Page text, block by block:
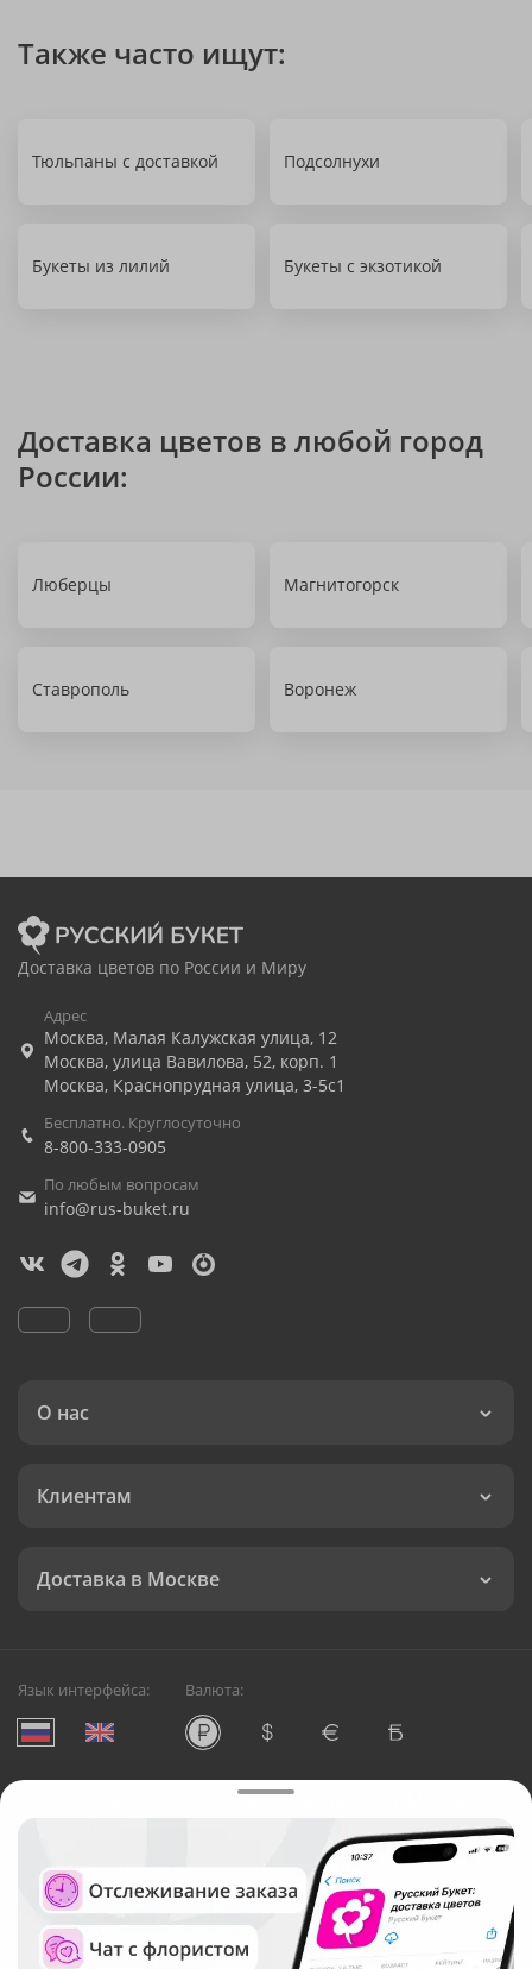
Также часто ищут:
Тюльпаны с доставкой Подсолнухи
Букеты из лилий Букеты с экзотикой
Доставка цветов в любой город
России:
Люберцы Магнитогорск
Ставрополь Воронеж
Доставка цветов по России и Миру
Адрес
Москва, Малая Калужская улица, 12
Москва, улица Вавилова, 52, корп. 1
Москва, Краснопрудная улица, 3-5с1
Бесплатно. Круглосуточно
8-800-333-0905
По любым вопросам
info@rus-buket.ru
О нас
Клиентам
Доставка в Москве
Язык интерфейса: Валюта:
Служба круглосуточной доставки цветов в Москве
Русский Букет, 2026
Общество с ограниченной ответственностью «Технология»
ОГРН: 1195476081745, ИНН: 5410081997
Юридический адрес: г. Новосибирск, ул. Ипподромская,
д.42, оф. 3